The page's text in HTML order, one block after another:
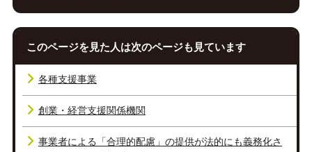
このページを見た人は次のページも見ています
各種支援事業
創業・経営支援関係機関
事業者による「合理的配慮」の提供が法的にも義務化さ